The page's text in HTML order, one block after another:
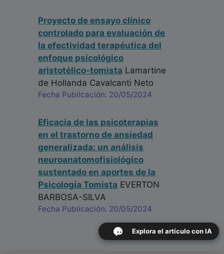
Proyecto de ensayo clínico
controlado para evaluación de
la efectividad terapéutica del
enfoque psicológico
aristotélico-tomista Lamartine
de Hollanda Cavalcanti Neto
Fecha Publicación: 20/05/2024
Eficacia de las psicoterapias
en el trastorno de ansiedad
generalizada: un análisis
neuroanatomofisiológico
sustentado en aportes de la
Psicología Tomista EVERTON
BARBOSA-SILVA
Fecha Publicación: 20/05/2024
Explora el artículo con IA